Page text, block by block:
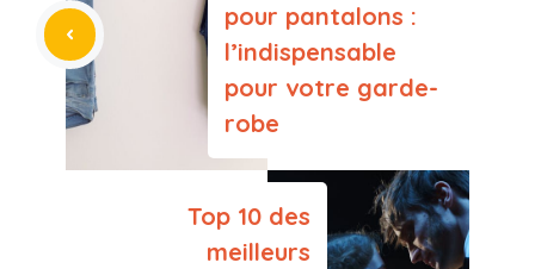
pour pantalons :
l’indispensable
pour votre garde-
robe
Top 10 des
meilleurs